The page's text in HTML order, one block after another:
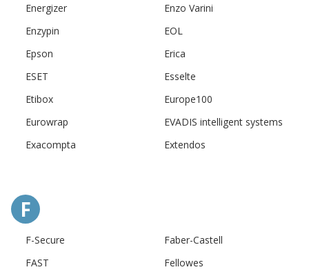
Energizer
Enzo Varini
Enzypin
EOL
Epson
Erica
ESET
Esselte
Etibox
Europe100
Eurowrap
EVADIS intelligent systems
Exacompta
Extendos
F
F-Secure
Faber-Castell
FAST
Fellowes